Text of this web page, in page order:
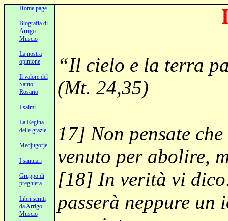
Home page
Biografia di
Arrigo
Muscio
La nostra
opinione
Il valore del
Santo
Rosario
I salmi
La Regina
delle grazie
Medjugorje
I santuari
Gruppo di
preghiera
Libri scritti
da Arrigo
Muscio
“Il cielo e la terra
(Mt. 24,35)
17] Non pensate
venuto per abolire,
[18] In verità vi
passerà neppure un